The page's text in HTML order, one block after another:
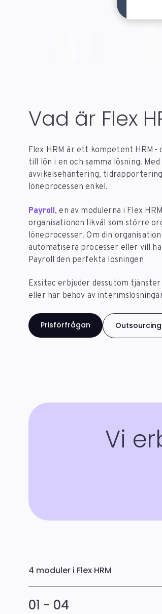
Vad är Flex
Flex HRM är ett kompetent HRM-
till lön i en och samma lösning.
avvikelsehantering,
löneprocessen enkel.
Payroll, en av modulerna i Flex
organisationen likväl som större
löneprocesser. Om din
automatisera processer eller vill
Payroll den perfekta lösningen
Exsitec erbjuder dessutom
eller har behov av
Prisförfrågan
Vi
4 moduler i Flex HRM
01 - 04